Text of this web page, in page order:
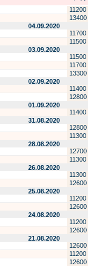
11200
13400
04.09.2020
11700
11500
03.09.2020
11500
11700
13300
02.09.2020
11400
12800
01.09.2020
11400
31.08.2020
12800
11300
28.08.2020
12700
11300
26.08.2020
11300
12600
25.08.2020
11200
12600
24.08.2020
11200
12600
21.08.2020
12600
11200
12600